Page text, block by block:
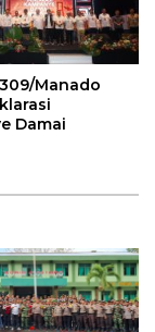
Manado
Damai